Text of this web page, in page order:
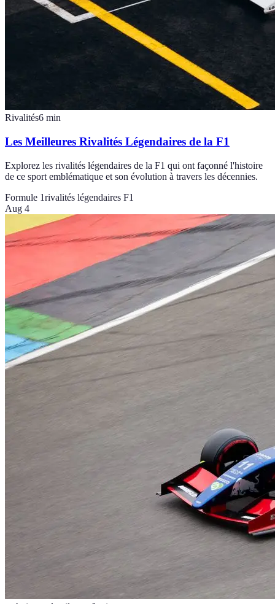
Rivalités6 min
Les Meilleures Rivalités Légendaires de la F1
Explorez les rivalités légendaires de la F1 qui ont façonné l'histoire
de ce sport emblématique et son évolution à travers les décennies.
Formule 1rivalités légendaires F1
Aug 4